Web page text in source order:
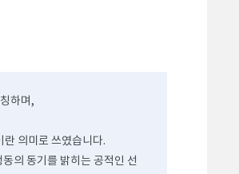
하며,
의미로 쓰였습니다.
의 동기를 밝히는 공적인 선